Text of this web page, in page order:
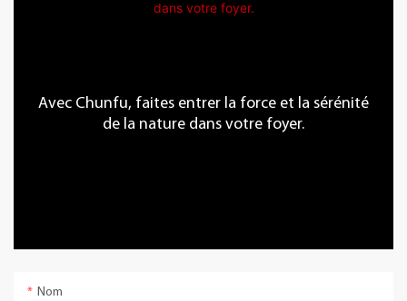
Avec Chunfu, faites entrer la force et la sérénité
de la nature dans votre foyer.
Nom